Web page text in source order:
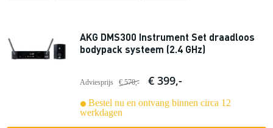
AKG DMS300 Instrument Set draadloos
bodypack systeem (2.4 GHz)
Adviesprijs € 570,- € 399,-
Bestel nu en ontvang binnen circa 12
werkdagen